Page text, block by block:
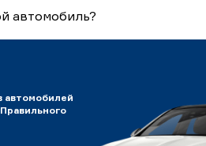
автомобиль?
автомобилей